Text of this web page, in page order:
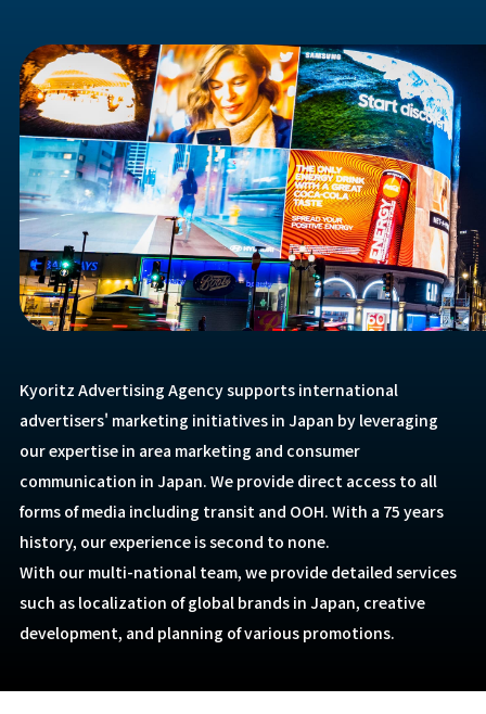
Kyoritz Advertising Agency supports international
advertisers' marketing initiatives in Japan by leveraging
our expertise in area marketing and consumer
communication in Japan. We provide direct access to all
forms of media including transit and OOH. With a 75 years
history, our experience is second to none.
With our multi-national team, we provide detailed services
such as localization of global brands in Japan, creative
development, and planning of various promotions.